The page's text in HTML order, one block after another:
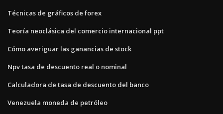
Técnicas de gráficos de forex
Teoría neoclásica del comercio internacional ppt
Cómo averiguar las ganancias de stock
Npv tasa de descuento real o nominal
Calculadora de tasa de descuento del banco
Venezuela moneda de petróleo